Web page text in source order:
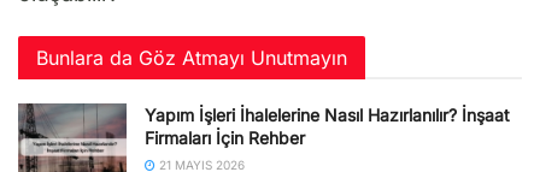
Bunlara da Göz Atmayı Unutmayın
Yapım İşleri İhalelerine Nasıl Hazırlanılır? İnşaat
Firmaları İçin Rehber
21 MAYIS 2026